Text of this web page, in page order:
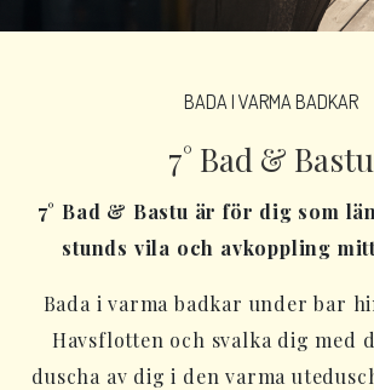
BADA I VARMA BADKAR
7° Bad & Bastu
7° Bad & Bastu är för dig som
stunds vila och avkoppling
Bada i varma badkar under bar
Havsflotten och svalka dig med
duscha av dig i den varma